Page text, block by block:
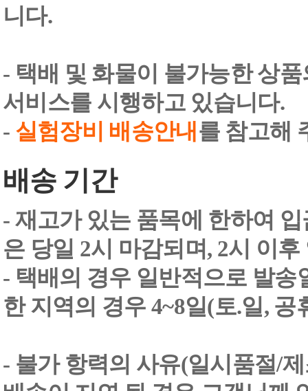
니다.
- 택배 및 화물이 불가능한 상
서비스를 시행하고 있습니다.
- 실험장비 배송안내 를 참고해
배송 기간
- 재고가 있는 품목에 한하여
은 당일 2시 마감되며, 2시 이
- 택배의 경우 일반적으로 발송
한 지역의 경우 4~8일(토.일,
- 불가 항력의 사유(일시품절/